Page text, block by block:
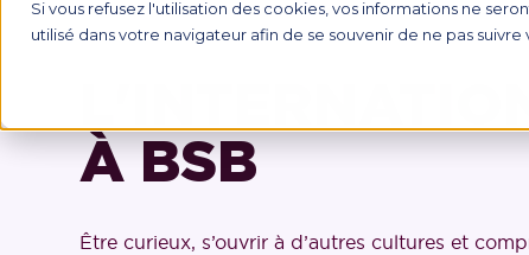
Si vous refusez l'utilisation des cookies, vos informations ne
utilisé dans votre navigateur afin de se souvenir de ne pas suivre
À BSB
Être curieux, s’ouvrir à d’autres cultures et